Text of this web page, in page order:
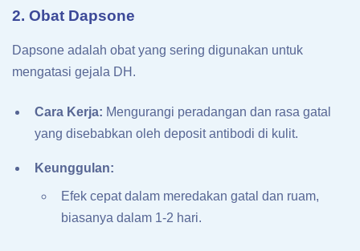
2. Obat Dapsone
Dapsone adalah obat yang sering digunakan untuk
mengatasi gejala DH.
Cara Kerja: Mengurangi peradangan dan rasa gatal
yang disebabkan oleh deposit antibodi di kulit.
Keunggulan:
Efek cepat dalam meredakan gatal dan ruam,
biasanya dalam 1-2 hari.